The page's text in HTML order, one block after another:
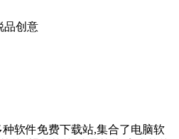
品创意
软件免费下载站,集合了电脑软